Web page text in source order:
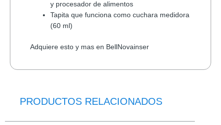
y procesador de alimentos
Tapita que funciona como cuchara medidora
(60 ml)
Adquiere esto y mas en BellNovainser
PRODUCTOS RELACIONADOS